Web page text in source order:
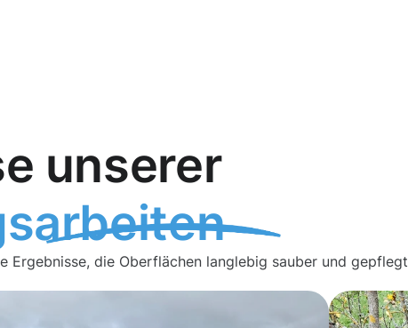
unserer
Ergebnisse, die Oberflächen langlebig sauber und gepflegt